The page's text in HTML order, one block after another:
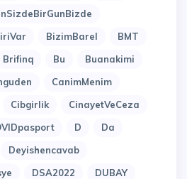
BizimBarel
BMT
Brifinq Bu
Buanakimi
CanimMenim
Cibgirlik
CinayetVeCeza
D
Da
Deyishencavab
DSA2022
DUBAY